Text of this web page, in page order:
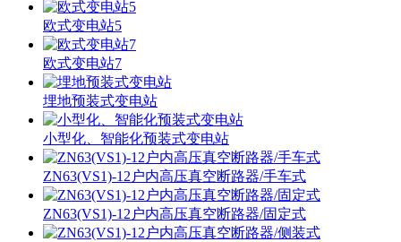
欧式变电站5
欧式变电站7
埋地预装式变电站
小型化、智能化预装式变电站
ZN63(VS1)-12户内高压真空断路器/手车式
ZN63(VS1)-12户内高压真空断路器/固定式